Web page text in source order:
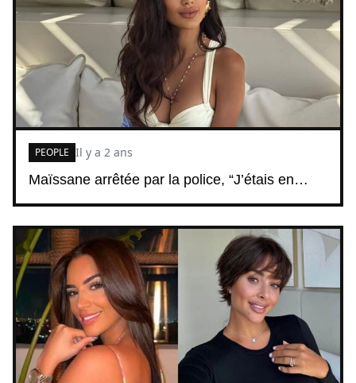
Maïssane arrêtée par la police, “J’étais en…
PEOPLE Il y a 2 ans